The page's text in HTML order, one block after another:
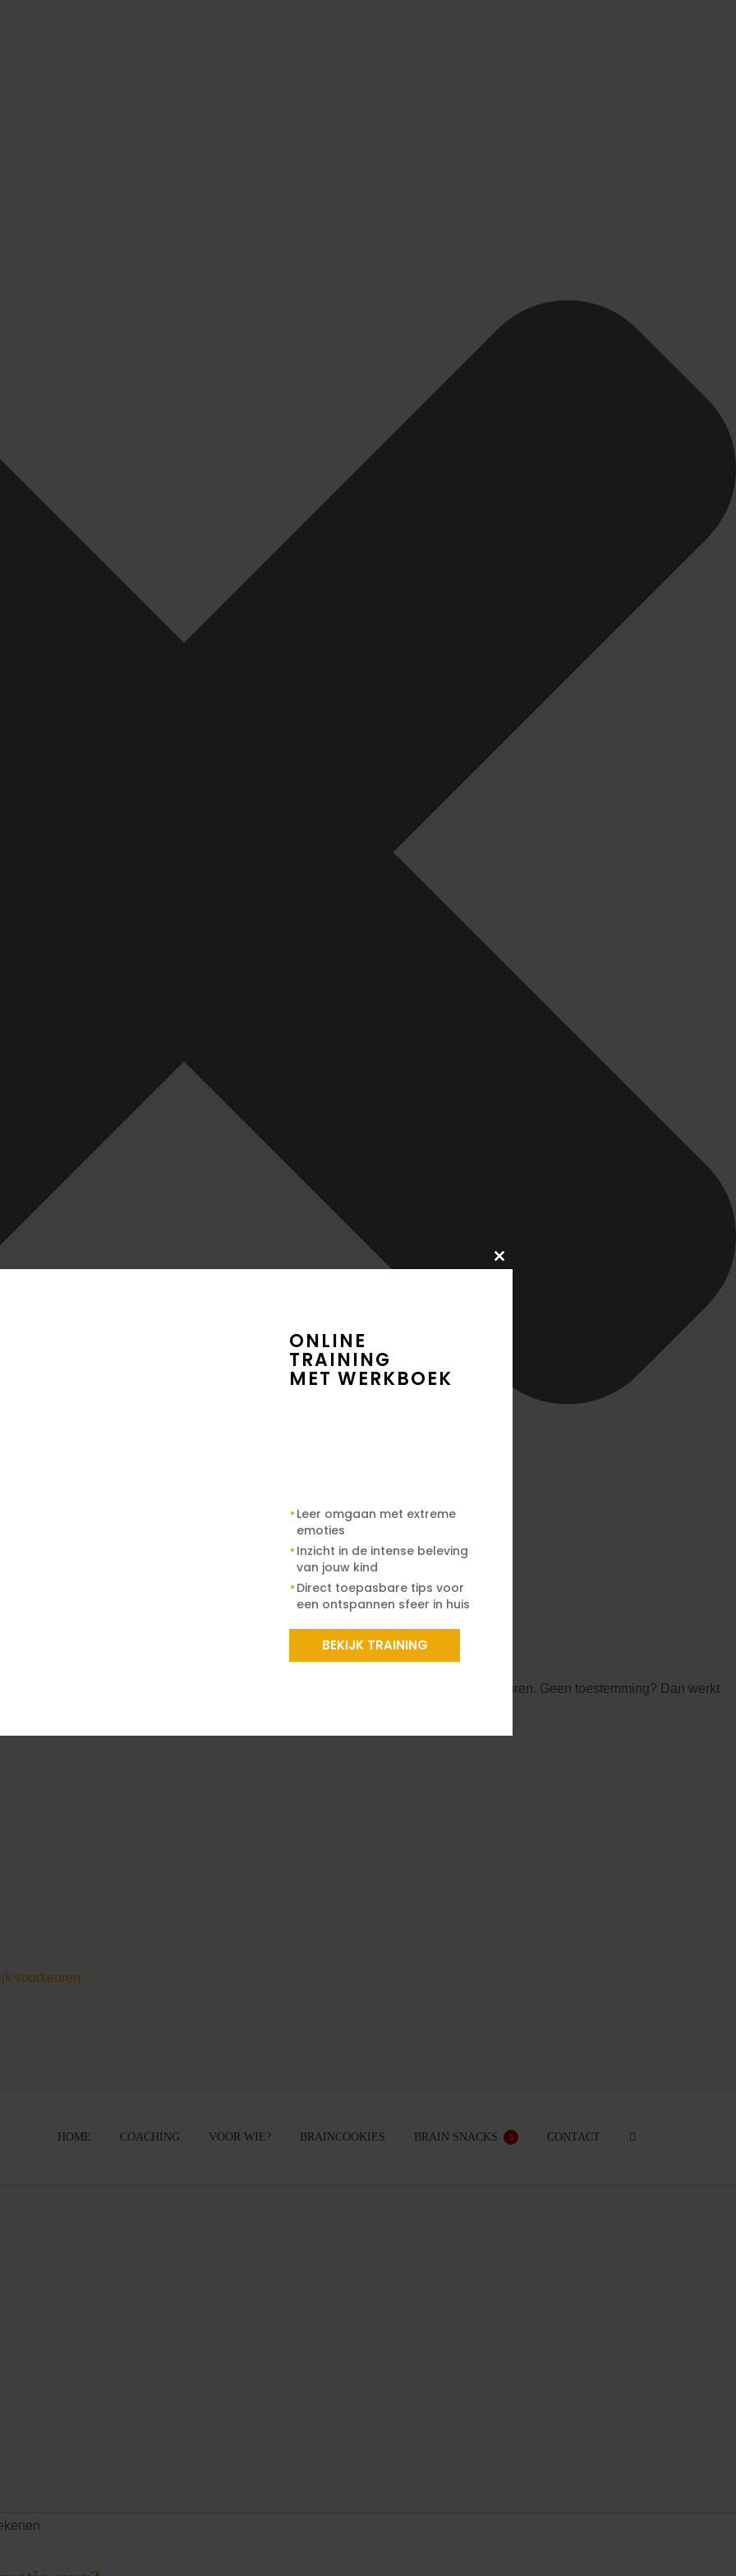
maken. Met jouw toestemming verwerken we gegevens zoals surfgedrag en voorkeuren. Geen toestemming? Dan werkt
voorkeuren
HOME COACHING VOOR WIE? BRAINCOOKIES BRAIN SNACKS 3 CONTACT
Close
ONLINE
TRAINING
MET WERKBOEK
Leer omgaan met extreme
emoties
Inzicht in de intense beleving
van jouw kind
Direct toepasbare tips voor
een ontspannen sfeer in huis
BEKIJK TRAINING